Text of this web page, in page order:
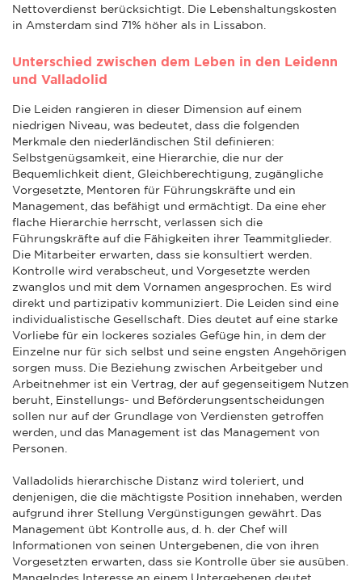
Nettoverdienst berücksichtigt. Die Lebenshaltungskosten
in Amsterdam sind 71% höher als in Lissabon.
Unterschied zwischen dem Leben in den Leidenn
und Valladolid
Die Leiden rangieren in dieser Dimension auf einem
niedrigen Niveau, was bedeutet, dass die folgenden
Merkmale den niederländischen Stil definieren:
Selbstgenügsamkeit, eine Hierarchie, die nur der
Bequemlichkeit dient, Gleichberechtigung, zugängliche
Vorgesetzte, Mentoren für Führungskräfte und ein
Management, das befähigt und ermächtigt. Da eine eher
flache Hierarchie herrscht, verlassen sich die
Führungskräfte auf die Fähigkeiten ihrer Teammitglieder.
Die Mitarbeiter erwarten, dass sie konsultiert werden.
Kontrolle wird verabscheut, und Vorgesetzte werden
zwanglos und mit dem Vornamen angesprochen. Es wird
direkt und partizipativ kommuniziert. Die Leiden sind eine
individualistische Gesellschaft. Dies deutet auf eine starke
Vorliebe für ein lockeres soziales Gefüge hin, in dem der
Einzelne nur für sich selbst und seine engsten Angehörigen
sorgen muss. Die Beziehung zwischen Arbeitgeber und
Arbeitnehmer ist ein Vertrag, der auf gegenseitigem Nutzen
beruht, Einstellungs- und Beförderungsentscheidungen
sollen nur auf der Grundlage von Verdiensten getroffen
werden, und das Management ist das Management von
Personen.
Valladolids hierarchische Distanz wird toleriert, und
denjenigen, die die mächtigste Position innehaben, werden
aufgrund ihrer Stellung Vergünstigungen gewährt. Das
Management übt Kontrolle aus, d. h. der Chef will
Informationen von seinen Untergebenen, die von ihren
Vorgesetzten erwarten, dass sie Kontrolle über sie ausüben.
Mangelndes Interesse an einem Untergebenen deutet